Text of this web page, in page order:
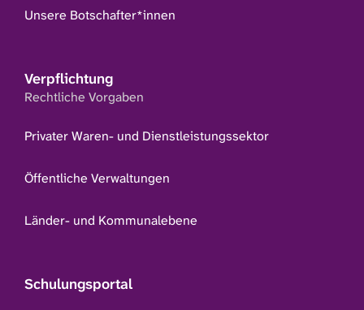
Unsere Botschafter*innen
Verpflichtung
Rechtliche Vorgaben
Privater Waren- und Dienstleistungssektor
Öffentliche Verwaltungen
Länder- und Kommunalebene
Schulungsportal